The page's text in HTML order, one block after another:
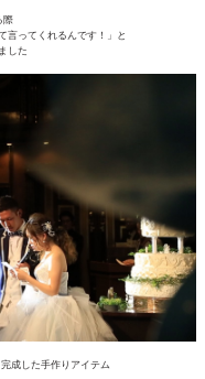
際
言ってくれるんです！」と
した
成した手作りアイテム